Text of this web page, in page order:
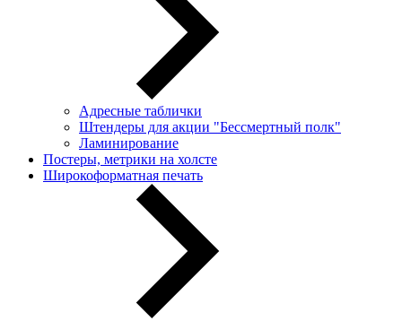
Адресные таблички
Штендеры для акции "Бессмертный полк"
Ламинирование
Постеры, метрики на холсте
Широкоформатная печать